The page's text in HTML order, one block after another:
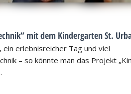
mit dem Kindergarten St.
ein erlebnisreicher Tag und viel
– so könnte man das Projekt